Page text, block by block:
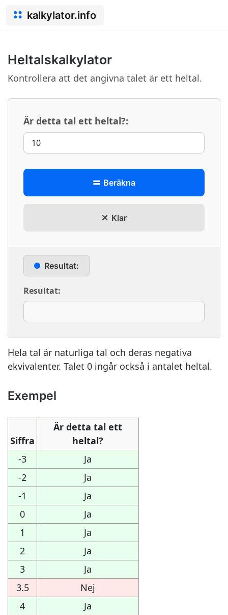
kalkylator.info
Heltalskalkylator
Kontrollera att det angivna talet är ett heltal.
Är detta tal ett heltal?:
Beräkna
Klar
Resultat:
Resultat:
Hela tal är naturliga tal och deras negativa
ekvivalenter. Talet 0 ingår också i antalet heltal.
Exempel
Siffra
Är detta tal ett
heltal?
-3
Ja
-2
Ja
-1
Ja
0
Ja
1
Ja
2
Ja
3
Ja
3.5
Nej
4
Ja